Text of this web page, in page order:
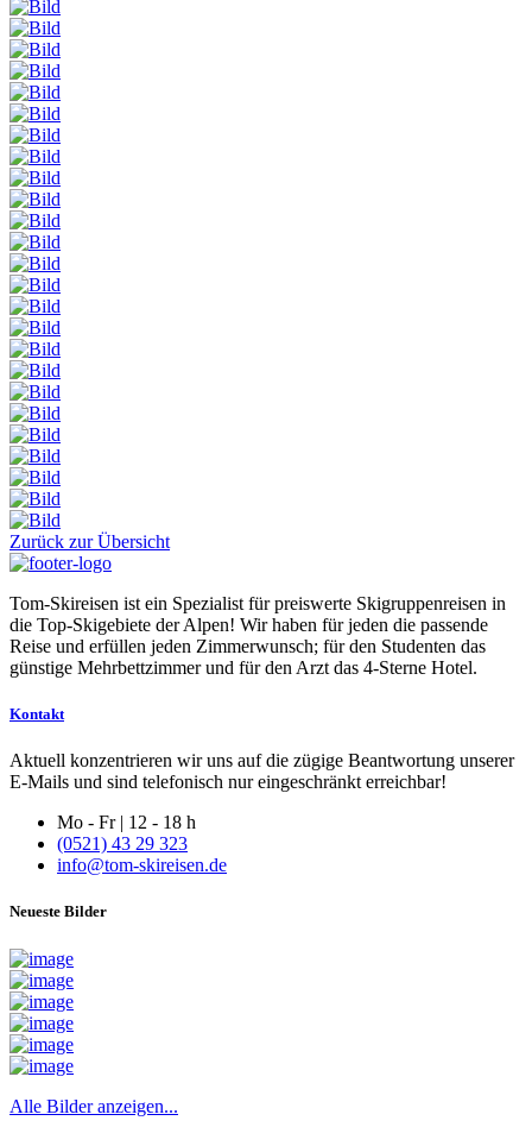
Zurück zur Übersicht
Tom-Skireisen ist ein Spezialist für preiswerte Skigruppenreisen in
die Top-Skigebiete der Alpen! Wir haben für jeden die passende
Reise und erfüllen jeden Zimmerwunsch; für den Studenten das
günstige Mehrbettzimmer und für den Arzt das 4-Sterne Hotel.
Kontakt
Aktuell konzentrieren wir uns auf die zügige Beantwortung unserer
E-Mails und sind telefonisch nur eingeschränkt erreichbar!
Mo - Fr | 12 - 18 h
(0521) 43 29 323
info@tom-skireisen.de
Neueste Bilder
Alle Bilder anzeigen...